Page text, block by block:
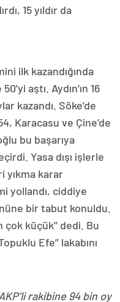
15 yıldır da
ilk kazandığında
aştı. Aydın’ın 16
kazandı. Söke’de
Karacasu ve Çine’de
bu başarıya
Yasa dışı işlerle
yıkma karar
yollandı, ciddiye
bir tabut konuldu.
küçük’’ dedi. Bu
Efe’’ lakabını
rakibine 94 bin oy